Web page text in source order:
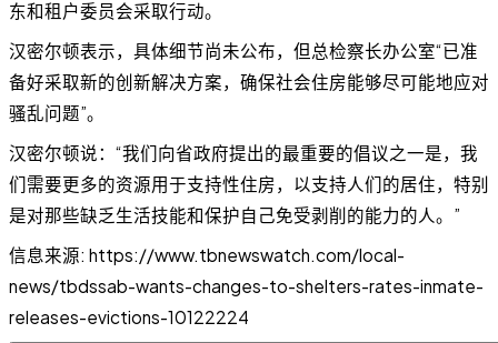
东和租户委员会采取行动。
汉密尔顿表示，具体细节尚未公布，但总检察长办公室“已准
备好采取新的创新解决方案，确保社会住房能够尽可能地应对
骚乱问题”。
汉密尔顿说：“我们向省政府提出的最重要的倡议之一是，我
们需要更多的资源用于支持性住房，以支持人们的居住，特别
是对那些缺乏生活技能和保护自己免受剥削的能力的人。”
信息来源: https://www.tbnewswatch.com/local-
news/tbdssab-wants-changes-to-shelters-rates-inmate-
releases-evictions-10122224